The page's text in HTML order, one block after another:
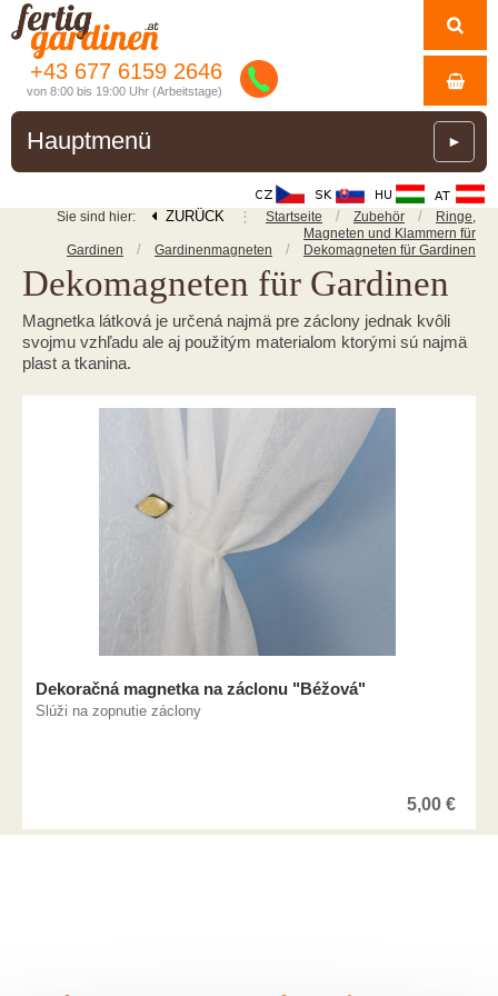
+43 677 6159 2646
von 8:00 bis 19:00 Uhr (Arbeitstage)
Hauptmenü ►
Sie sind hier: ZURÜCK ⋮ Startseite / Zubehör /
Ringe,
Magneten und Klammern für
Gardinen
/ Gardinenmagneten / Dekomagneten für Gardinen
Dekomagneten für Gardinen
Magnetka látková je určená najmä pre záclony jednak kvôli
svojmu vzhľadu ale aj použitým materialom ktorými sú najmä
plast a tkanina.
Dekoračná magnetka na záclonu "Béžová"
Slúži na zopnutie záclony
5,00 €